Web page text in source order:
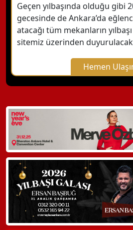
Geçen yılbaşında olduğu gibi
gecesinde de Ankara’da
atacağı tüm mekanların
sitemiz üzerinden
Hemen
X Kapat
WhatsApp ile Bilgi Alın
Hemen Arayın
Detaylı Bilgi Alın